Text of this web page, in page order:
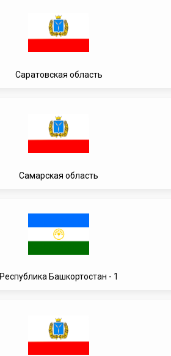
Саратовская область
Самарская область
Республика Башкортостан - 1